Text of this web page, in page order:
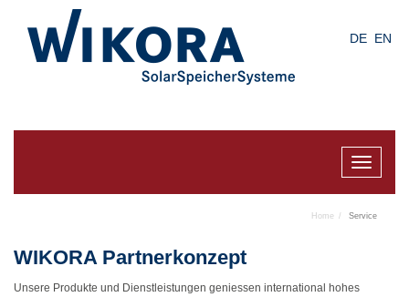
DE EN
Toggle
Home Service
WIKORA Partnerkonzept
Unsere Produkte und Dienstleistungen geniessen international hohes